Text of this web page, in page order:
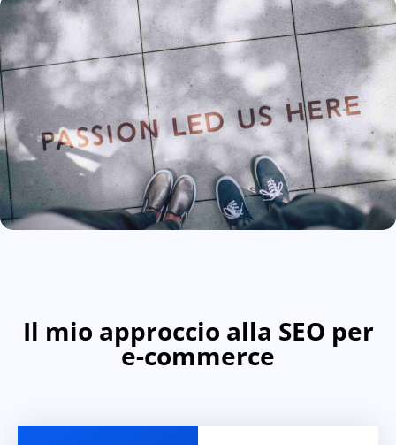
Il mio approccio alla SEO per
e-commerce